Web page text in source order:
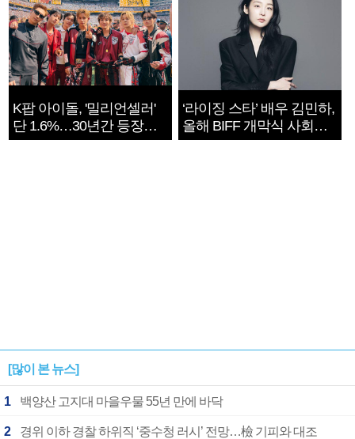
K팝 아이돌, '밀리언셀러'
단 1.6%…30년간 등장
1182개팀 전수조사
‘라이징 스타’ 배우 김민하,
올해 BIFF 개막식 사회자
확정
[많이 본 뉴스]
1 백양산 고지대 마을우물 55년 만에 바닥
2 경위 이하 경찰 하위직 ‘중수청 러시’ 전망…檢 기피와 대조